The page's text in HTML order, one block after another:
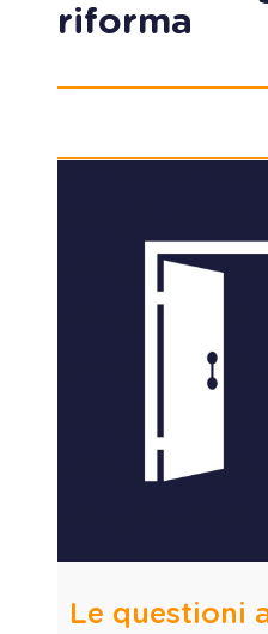
riforma
Le questioni